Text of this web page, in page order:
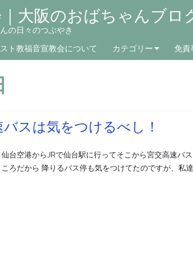
大阪のおばちゃんブロ
の日々のつぶやき
ト教福音宣教会について カテゴリー 免責
スは気をつけるべし！
台空港からJRで仙台駅に行ってそこから宮交高速バ
ろだから 降りるバス停も気をつけてたのですが、私